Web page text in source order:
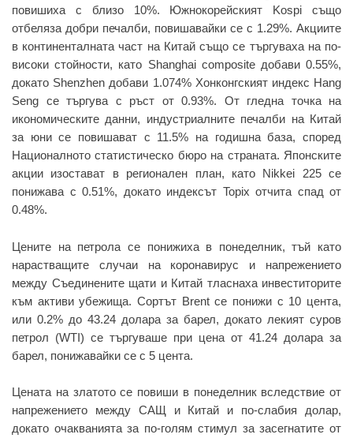
повишиха с близо 10%. Южнокорейският Kospi също
отбеляза добри печалби, повишавайки се с 1.29%. Акциите
в континенталната част на Китай също се търгуваха на по-
високи стойности, като Shanghai composite добави 0.55%,
докато Shenzhen добави 1.074% Хонконгският индекс Hang
Seng се търгува с ръст от 0.93%. От гледна точка на
икономическите данни, индустриалните печалби на Китай
за юни се повишават с 11.5% на годишна база, според
Националното статистическо бюро на страната. Японските
акции изостават в регионален план, като Nikkei 225 се
понижава с 0.51%, докато индексът Topix отчита спад от
0.48%.
Цените на петрола се понижиха в понеделник, тъй като
нарастващите случаи на коронавирус и напрежението
между Съединените щати и Китай тласнаха инвеститорите
към активи убежища. Сортът Brent се понижи с 10 цента,
или 0.2% до 43.24 долара за барел, докато лекият суров
петрол (WTI) се търгуваше при цена от 41.24 долара за
барел, понижавайки се с 5 цента.
Цената на златото се повиши в понеделник вследствие от
напрежението между САЩ и Китай и по-слабия долар,
докато очакванията за по-голям стимул за засегнатите от